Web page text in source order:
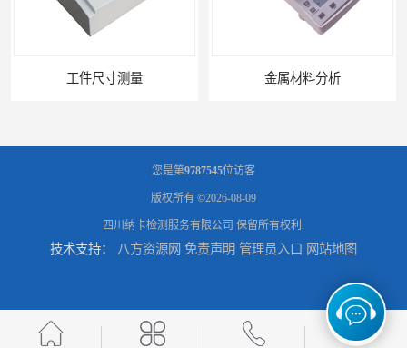
工件尺寸测量 金属材料分析
产品失效分析 可靠性环境试验
您是第9787545位访客
版权所有 ©2026-08-09
四川纳卡检测服务有限公司 保留所有权利.
技术支持： 八方资源网 免责声明 管理员入口 网站地图